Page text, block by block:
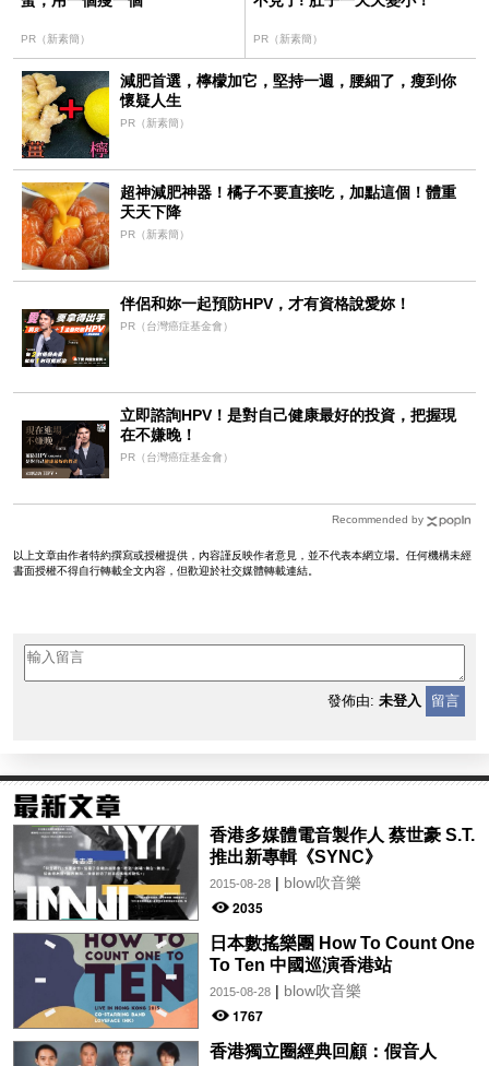
PR（新素簡） PR（新素簡）
減肥首選，檸檬加它，堅持一週，腰細了，瘦到你
懷疑人生
PR（新素簡）
超神減肥神器！橘子不要直接吃，加點這個！體重
天天下降
PR（新素簡）
伴侶和妳一起預防HPV，才有資格說愛妳！
PR（台灣癌症基金會）
立即諮詢HPV！是對自己健康最好的投資，把握現
在不嫌晚！
PR（台灣癌症基金會）
Recommended by
以上文章由作者特約撰寫或授權提供，內容謹反映作者意見，並不代表本網立場。任何機構未經
書面授權不得自行轉載全文內容，但歡迎於社交媒體轉載連結。
發佈由: 未登入 留言
香港多媒體電音製作人 蔡世豪 S.T.
推出新專輯《SYNC》
2015-08-28| blow吹音樂
2035
日本數搖樂團 How To Count One
To Ten 中國巡演香港站
2015-08-28| blow吹音樂
1767
香港獨立圈經典回顧：假音人